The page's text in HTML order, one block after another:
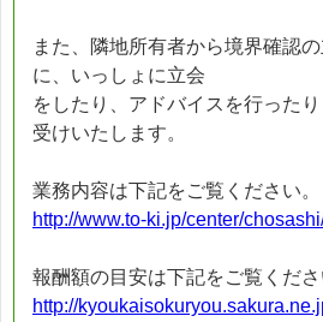
また、隣地所有者から境界確認
に、いっしょに立会
をしたり、アドバイスを行った
受けいたします。
業務内容は下記をご覧ください
http://www.to-ki.jp/center/
報酬額の目安は下記をご覧くだ
http://